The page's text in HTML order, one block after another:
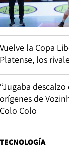
Vuelve la Copa
Platense, los
“Jugaba
orígenes de
Colo Colo
TECNOLOGÍA